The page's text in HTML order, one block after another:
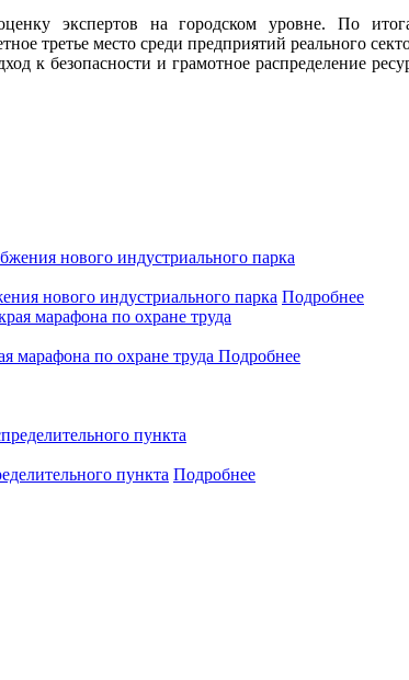
экспертов на городском уровне. По
третье место среди предприятий реального
к безопасности и грамотное распределение
нового индустриального парка Подробнее
марафона по охране труда Подробнее
пункта Подробнее